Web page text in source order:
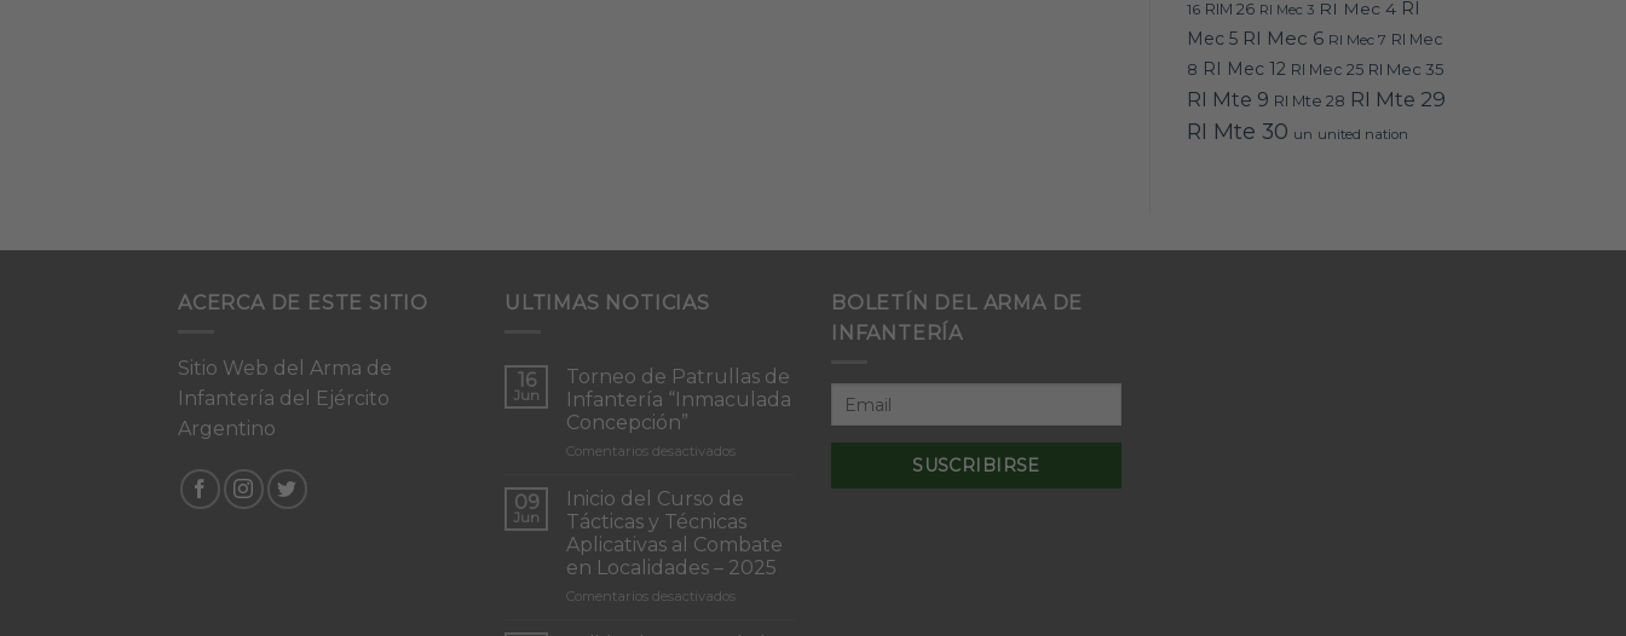
16 RIM 26 RI Mec 3 RI Mec 4 RI
Mec 5 RI Mec 6 RI Mec 7 RI Mec
8 RI Mec 12 RI Mec 25 RI Mec 35
RI Mte 9 RI Mte 28 RI Mte 29
RI Mte 30 un united nation
ACERCA DE ESTE SITIO
Sitio Web del Arma de
Infantería del Ejército
Argentino
ULTIMAS NOTICIAS
16
Jun
Torneo de Patrullas de
Infantería “Inmaculada
Concepción”
Comentarios desactivadosen
de
de
Infantería
“Inmaculada
09
Jun
Inicio del Curso de
Tácticas y Técnicas
Aplicativas al Combate
en Localidades – 2025
Comentarios desactivadosen
BOLETÍN DEL ARMA DE
INFANTERÍA